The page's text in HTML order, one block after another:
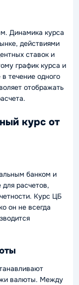
Динамика курса
действиями
ставок и
график курса и
течение одного
отображать
курс от
банком и
для расчетов,
Курс ЦБ
он не всегда
валюты. Между